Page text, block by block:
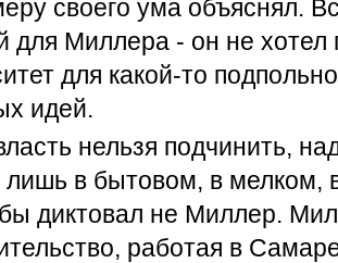
своего ума объяснял.
для Миллера - он не хотел
для какой-то
идей.
нельзя подчинить,
лишь в бытовом, в мелком,
диктовал не Миллер.
работая в